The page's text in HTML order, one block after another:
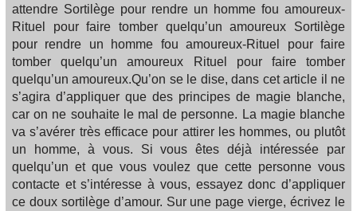
attendre Sortilège pour rendre un homme fou amoureux-
Rituel pour faire tomber quelqu’un amoureux Sortilège
pour rendre un homme fou amoureux-Rituel pour faire
tomber quelqu’un amoureux Rituel pour faire tomber
quelqu’un amoureux.Qu’on se le dise, dans cet article il ne
s’agira d’appliquer que des principes de magie blanche,
car on ne souhaite le mal de personne. La magie blanche
va s’avérer très efficace pour attirer les hommes, ou plutôt
un homme, à vous. Si vous êtes déjà intéressée par
quelqu’un et que vous voulez que cette personne vous
contacte et s’intéresse à vous, essayez donc d’appliquer
ce doux sortilège d’amour. Sur une page vierge, écrivez le